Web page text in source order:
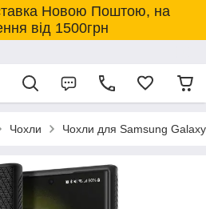
Новою Поштою, на
від 1500грн
Чохли Чохли для Samsung Galaxy